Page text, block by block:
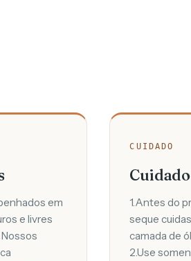
em
e livres
CUIDADO
1.Antes do
seque
camada de
2.Use